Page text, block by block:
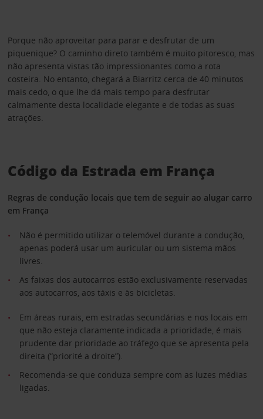
Porque não aproveitar para parar e desfrutar de um
piquenique? O caminho direto também é muito pitoresco, mas
não apresenta vistas tão impressionantes como a rota
costeira. No entanto, chegará a Biarritz cerca de 40 minutos
mais cedo, o que lhe dá mais tempo para desfrutar
calmamente desta localidade elegante e de todas as suas
atrações.
Código da Estrada em França
Regras de condução locais que tem de seguir ao alugar carro
em França
Não é permitido utilizar o telemóvel durante a condução,
apenas poderá usar um auricular ou um sistema mãos
livres.
As faixas dos autocarros estão exclusivamente reservadas
aos autocarros, aos táxis e às bicicletas.
Em áreas rurais, em estradas secundárias e nos locais em
que não esteja claramente indicada a prioridade, é mais
prudente dar prioridade ao tráfego que se apresenta pela
direita (“priorité a droite”).
Recomenda-se que conduza sempre com as luzes médias
ligadas.